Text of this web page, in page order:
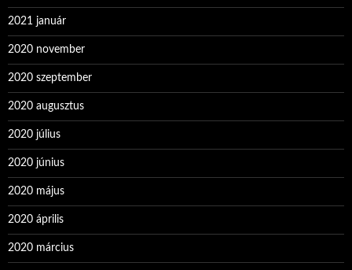
2021 január
2020 november
2020 szeptember
2020 augusztus
2020 július
2020 június
2020 május
2020 április
2020 március